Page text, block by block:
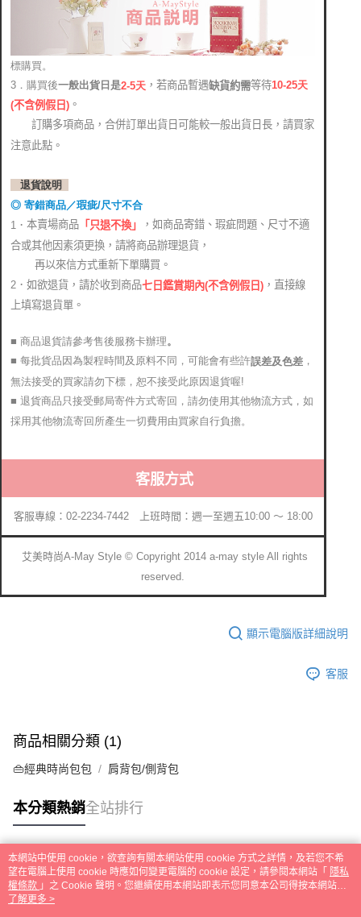
標購買。
3．購買後一般出貨日是2-5天 ，若商品暫遇缺貨約需等待10-25天
(不含例假日) 。
訂購多項商品，合併訂單出貨日可能較一般出貨日長，請買家
注意此點。
退貨說明
◎ 寄錯商品／瑕疵/尺寸不合
1． 本賣場商品 「只退不換」
，如商品寄錯、瑕疵問題、尺寸不適
合或其他因素須更換，請將商品辦理退貨，
再以來信方式重新下單購買。
2．如欲退貨，請於收到商品七日鑑賞期內(不含例假日) ，直接線
上填寫退貨單。
■ 商品退貨請參考售後服務卡辦理。
■ 每批貨品因為製程時間及原料不同，可能會有些許誤差及色差 ，
無法接受的買家請勿下標，恕不接受此原因退貨喔!
■ 退貨商品只接受郵局寄件方式寄回，請勿使用其他物流方式，如
採用其他物流寄回所產生一切費用由買家自行負擔。
客服方式
客服專線：02-2234-7442 上班時間：週一至週五10:00 ～ 18:00
艾美時尚A-May Style © Copyright 2014 a-may style All rights
reserved.
顯示電腦版詳細說明
客服
商品相關分類 (1)
👜經典時尚包包 肩背包/側背包
本分類熱銷全站排行
熱門標籤
本網站中使用 cookie，欲查詢有關本網站使用 cookie 方式之詳情，及若您不希
望在電腦上使用 cookie 時應如何變更電腦的 cookie 設定，請參閱本網站「 隱私
權條款 」之 Cookie 聲明。您繼續使用本網站即表示您同意本公司得按本網站使
用條款之 Cookie 聲明使用 cookie。
了解更多 >